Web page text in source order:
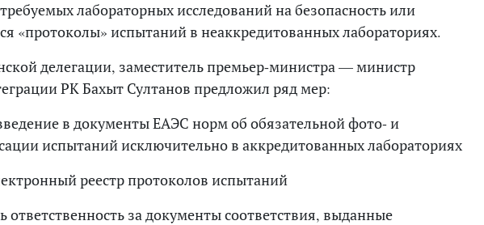
лабораторных исследований на безопасность или
«протоколы» испытаний в неаккредитованных лабораториях.
делегации, заместитель премьер-министра — министр
РК Бахыт Султанов предложил ряд мер:
в документы ЕАЭС норм об обязательной фото- и
испытаний исключительно в аккредитованных лабораториях
реестр протоколов испытаний
ответственность за документы соответствия, выданные